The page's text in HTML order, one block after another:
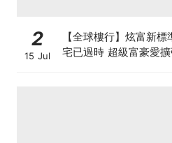
2
15 Jul
【全球樓行】炫富新
宅已過時 超級富豪愛擴